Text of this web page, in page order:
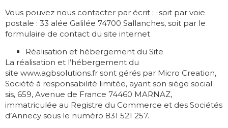
Vous pouvez nous contacter par écrit : -soit par voie
postale : 33 alée Galilée 74700 Sallanches, soit par le
formulaire de contact du site internet
Réalisation et hébergement du Site
La réalisation et l’hébergement du
site www.agbsolutions.fr sont gérés par Micro Creation,
Société à responsabilité limitée, ayant son siège social
sis, 659, Avenue de France 74460 MARNAZ,
immatriculée au Registre du Commerce et des Sociétés
d’Annecy sous le numéro 831 521 257.